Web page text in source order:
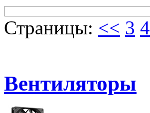
Страницы: << 3 4
Вентиляторы